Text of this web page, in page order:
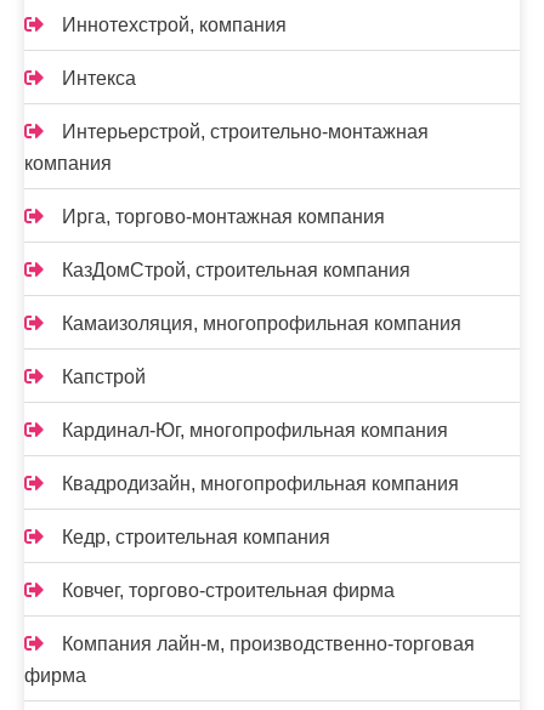
Иннотехстрой, компания
Интекса
Интерьерстрой, строительно-монтажная
компания
Ирга, торгово-монтажная компания
КазДомСтрой, строительная компания
Камаизоляция, многопрофильная компания
Капстрой
Кардинал-Юг, многопрофильная компания
Квадродизайн, многопрофильная компания
Кедр, строительная компания
Ковчег, торгово-строительная фирма
Компания лайн-м, производственно-торговая
фирма